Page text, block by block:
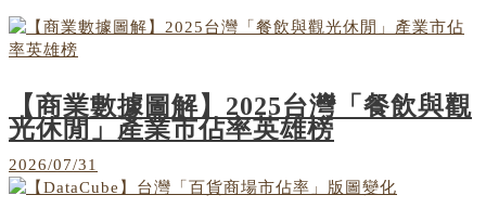
【商業數據圖解】2025台灣「餐飲與觀
光休閒」產業市佔率英雄榜
2026/07/31